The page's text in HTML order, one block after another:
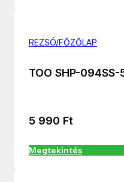
REZSÓ/FŐZŐLAP
TOO SHP-
5 990 Ft
Megtekintés